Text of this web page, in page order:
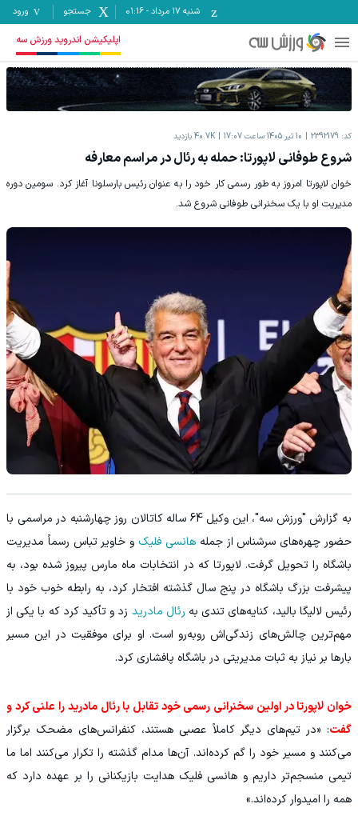
شنبه ۱۷ مرداد -
01:16 جستجو ورود
اپلیکیشن اندروید ورزش سه
کد: 2392179 10 تیر 1405 ساعت 17:07 40.7K بازدید
شروع طوفانی لاپورتا: حمله به رئال در مراسم معارفه
خوان لاپورتا امروز به طور رسمی کار خود را به عنوان رئیس بارسلونا آغاز کرد. سومین دوره
مدیریت او با یک سخنرانی طوفانی شروع شد.
به گزارش "ورزش سه"، این وکیل 64 ساله کاتالان روز چهارشنبه در مراسمی با
حضور چهره‌های سرشناس از جملههانسی فلیک و خاویر تباس رسماً مدیریت
باشگاه را تحویل گرفت. لاپورتا که در انتخابات ماه مارس پیروز شده بود، به
پیشرفت بزرگ باشگاه در پنج سال گذشته افتخار کرد، به رابطه خوب خود با
رئیس لالیگا بالید، کنایه‌های تندی به رئال مادرید زد و تأکید کرد که با یکی از
مهم‌ترین چالش‌های زندگی‌اش رو‌به‌رو است. او برای موفقیت در این مسیر
بارها بر نیاز به ثبات مدیریتی در باشگاه پافشاری کرد.
خوان لاپورتا در اولین سخنرانی رسمی خود تقابل با رئال مادرید را علنی کرد و
گفت: «در تیم‌های دیگر کاملاً عصبی هستند، کنفرانس‌های مضحک برگزار
می‌کنند و مسیر خود را گم کرده‌اند. آن‌ها مدام گذشته را تکرار می‌کنند اما ما
تیمی منسجم‌تر داریم و هانسی فلیک هدایت بازیکنانی را بر عهده دارد که
همه را امیدوار کرده‌اند.»